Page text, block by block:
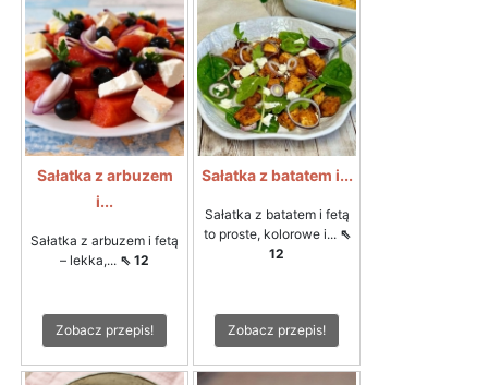
Sałatka z arbuzem
i...
Sałatka z arbuzem i fetą
– lekka,... ⇖ 12
Zobacz przepis!
Sałatka z batatem i...
Sałatka z batatem i fetą
to proste, kolorowe i... ⇖
12
Zobacz przepis!